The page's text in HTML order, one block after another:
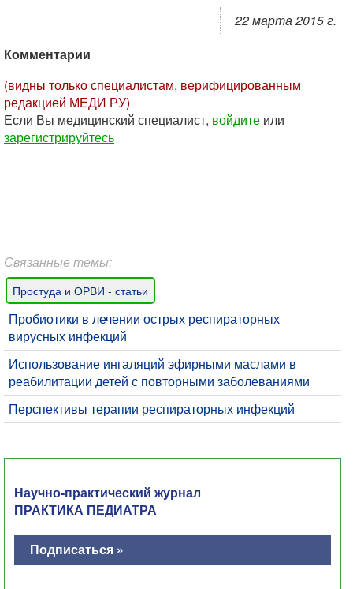
22 марта 2015 г.
Комментарии
(видны только специалистам, верифицированным
редакцией МЕДИ РУ)
Если Вы медицинский специалист, войдите или
зарегистрируйтесь
Связанные темы:
Простуда и ОРВИ - статьи
​Пробиотики в лечении острых респираторных
вирусных инфекций
Использование ингаляций эфирными маслами в
реабилитации детей с повторными заболеваниями
Перспективы терапии респираторных инфекций
Научно-практический журнал
ПРАКТИКА ПЕДИАТРА
Подписаться »